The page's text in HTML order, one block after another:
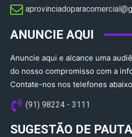
ANUNCIE AQUI
Anuncie aqui e alcance uma
do nosso compromisso com a
Contate-nos nos telefones abaixo
(91) 98224 - 3111
SUGESTÃO DE PAUTA